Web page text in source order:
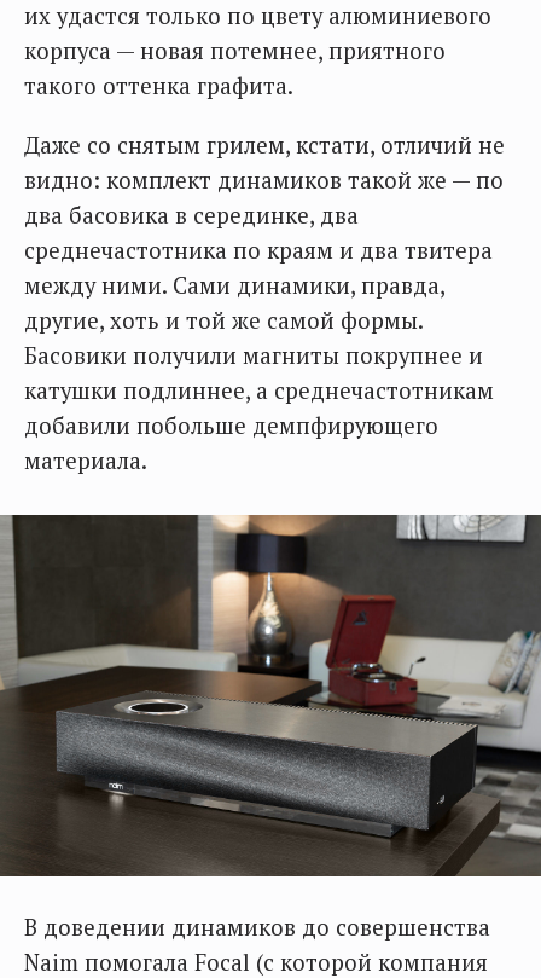
их удастся только по цвету алюминиевого
корпуса — новая потемнее, приятного
такого оттенка графита.
Даже со снятым грилем, кстати, отличий не
видно: комплект динамиков такой же — по
два басовика в серединке, два
среднечастотника по краям и два твитера
между ними. Сами динамики, правда,
другие, хоть и той же самой формы.
Басовики получили магниты покрупнее и
катушки подлиннее, а среднечастотникам
добавили побольше демпфирующего
материала.
В доведении динамиков до совершенства
Naim помогала Focal (с которой компания